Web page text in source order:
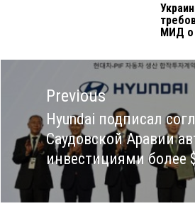
МИД о
Навигация
записямPrevious
Previous
post:
Hyundai подписал
Саудовской Аравии
инвестициями более